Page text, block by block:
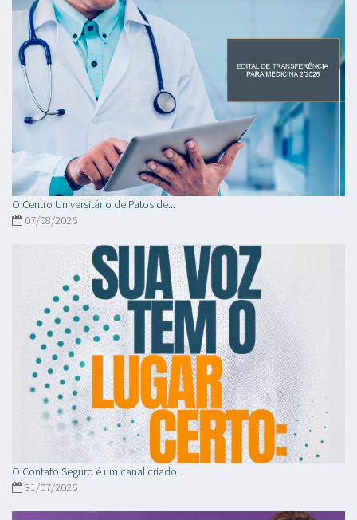
O Centro Universitário de Patos de...
07/08/2026
O Contato Seguro é um canal criado...
31/07/2026